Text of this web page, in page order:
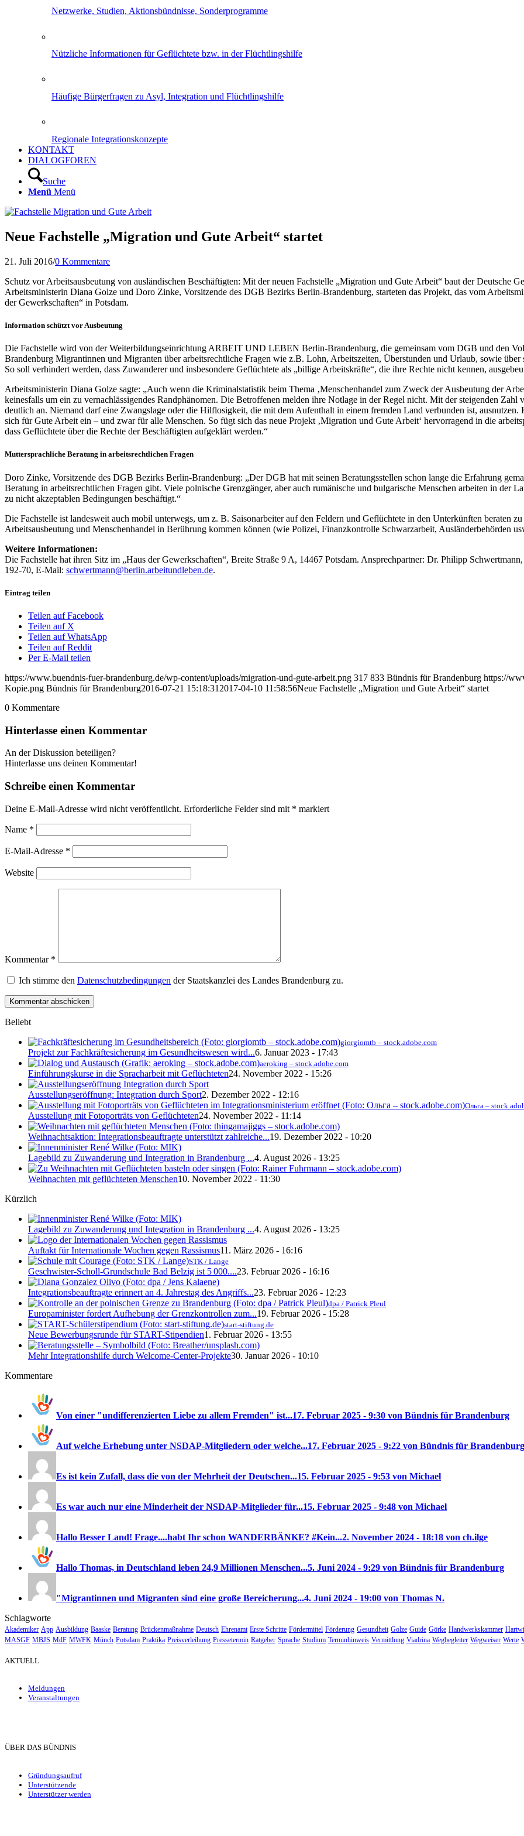
Netzwerke, Studien, Aktionsbündnisse, Sonderprogramme
Nützliche Informationen für Geflüchtete bzw. in der Flüchtlingshilfe
Häufige Bürgerfragen zu Asyl, Integration und Flüchtlingshilfe
Regionale Integrationskonzepte
KONTAKT
DIALOGFOREN
Suche
Menü Menü
Neue Fachstelle „Migration und Gute Arbeit“ startet
21. Juli 2016/0 Kommentare
Schutz vor Arbeitsausbeutung von ausländischen Beschäftigten: Mit der neuen Fachstelle „Migration und Gute Arbeit“ baut der Deutsche
Arbeitsministerin Diana Golze und Doro Zinke, Vorsitzende des DGB Bezirks Berlin-Brandenburg, starteten das Projekt, das vom
der Gewerkschaften“ in Potsdam.
Information schützt vor Ausbeutung
Die Fachstelle wird von der Weiterbildungseinrichtung ARBEIT UND LEBEN Berlin-Brandenburg, die gemeinsam vom DGB und den
Brandenburg Migrantinnen und Migranten über arbeitsrechtliche Fragen wie z.B. Lohn, Arbeitszeiten, Überstunden und Urlaub, sowie
So soll verhindert werden, dass Zuwanderer und insbesondere Geflüchtete als „billige Arbeitskräfte“, die ihre Rechte nicht kennen,
Arbeitsministerin Diana Golze sagte: „Auch wenn die Kriminalstatistik beim Thema ‚Menschenhandel zum Zweck der Ausbeutung der
keinesfalls um ein zu vernachlässigendes Randphänomen. Die Betroffenen melden ihre Notlage in der Regel nicht. Mit der steigenden
deutlich an. Niemand darf eine Zwangslage oder die Hilflosigkeit, die mit dem Aufenthalt in einem fremden Land verbunden ist,
sich für Gute Arbeit ein – und zwar für alle Menschen. So fügt sich das neue Projekt ‚Migration und Gute Arbeit‘ hervorragend in die
dass Geflüchtete über die Rechte der Beschäftigten aufgeklärt werden.“
Muttersprachliche Beratung in arbeitsrechtlichen Fragen
Doro Zinke, Vorsitzende des DGB Bezirks Berlin-Brandenburg: „Der DGB hat mit seinen Beratungsstellen schon lange die Erfahrung
Beratung in arbeitsrechtlichen Fragen gibt. Viele polnische Grenzgänger, aber auch rumänische und bulgarische Menschen arbeiten in der
zu nicht akzeptablen Bedingungen beschäftigt.“
Die Fachstelle ist landesweit auch mobil unterwegs, um z. B. Saisonarbeiter auf den Feldern und Geflüchtete in den Unterkünften beraten
Arbeitsausbeutung und Menschenhandel in Berührung kommen können (wie Polizei, Finanzkontrolle Schwarzarbeit, Ausländerbehörden
Weitere Informationen:
Die Fachstelle hat ihren Sitz im „Haus der Gewerkschaften“, Breite Straße 9 A, 14467 Potsdam. Ansprechpartner: Dr. Philipp
192-70, E-Mail: schwertmann@berlin.arbeitundleben.de.
Eintrag teilen
Teilen auf Facebook
Teilen auf X
Teilen auf WhatsApp
Teilen auf Reddit
Per E-Mail teilen
https://www.buendnis-fuer-brandenburg.de/wp-content/uploads/migration-und-gute-arbeit.png 317 833 Bündnis für Brandenburg https://
Kopie.png Bündnis für Brandenburg2016-07-21 15:18:31 2017-04-10 11:58:56Neue Fachstelle „Migration und Gute Arbeit“ startet
0 Kommentare
Hinterlasse einen Kommentar
An der Diskussion beteiligen?
Hinterlasse uns deinen Kommentar!
Schreibe einen Kommentar
Deine E-Mail-Adresse wird nicht veröffentlicht. Erforderliche Felder sind mit * markiert
Name *
E-Mail-Adresse *
Website
Kommentar *
Ich stimme den Datenschutzbedingungen der Staatskanzlei des Landes Brandenburg zu.
Beliebt
giorgiomtb – stock.adobe.com
Projekt zur Fachkräftesicherung im Gesundheitswesen wird...6. Januar 2023 - 17:43
aeroking – stock.adobe.com
Einführungskurse in die Spracharbeit mit Geflüchteten24. November 2022 - 15:26
Ausstellungseröffnung: Integration durch Sport2. Dezember 2022 - 12:16
Ольга –
Ausstellung mit Fotoporträts von Geflüchteten24. November 2022 - 11:14
Weihnachtsaktion: Integrationsbeauftragte unterstützt zahlreiche...19. Dezember 2022 - 10:20
Lagebild zu Zuwanderung und Integration in Brandenburg ...4. August 2026 - 13:25
Weihnachten mit geflüchteten Menschen10. November 2022 - 11:30
Kürzlich
Lagebild zu Zuwanderung und Integration in Brandenburg ...4. August 2026 - 13:25
Auftakt für Internationale Wochen gegen Rassismus11. März 2026 - 16:16
STK / Lange
Geschwister-Scholl-Grundschule Bad Belzig ist 5 000....23. Februar 2026 - 16:16
Integrationsbeauftragte erinnert an 4. Jahrestag des Angriffs...23. Februar 2026 - 12:23
dpa / Patrick Pleul
Europaminister fordert Aufhebung der Grenzkontrollen zum...19. Februar 2026 - 15:28
start-stiftung.de
Neue Bewerbungsrunde für START-Stipendien1. Februar 2026 - 13:55
Mehr Integrationshilfe durch Welcome-Center-Projekte30. Januar 2026 - 10:10
Kommentare
Von einer "undifferenzierten Liebe zu allem Fremden" ist...17. Februar 2025 - 9:30 von Bündnis für Brandenburg
Auf welche Erhebung unter NSDAP-Mitgliedern oder welche...17. Februar 2025 - 9:22 von Bündnis für Brandenburg
Es ist kein Zufall, dass die von der Mehrheit der Deutschen...15. Februar 2025 - 9:53 von Michael
Es war auch nur eine Minderheit der NSDAP-Mitglieder für...15. Februar 2025 - 9:48 von Michael
Hallo Besser Land! Frage....habt Ihr schon WANDERBÄNKE? #Kein...2. November 2024 - 18:18 von ch.ilge
Hallo Thomas, in Deutschland leben 24,9 Millionen Menschen...5. Juni 2024 - 9:29 von Bündnis für Brandenburg
"Migrantinnen und Migranten sind eine große Bereicherung...4. Juni 2024 - 19:00 von Thomas N.
Schlagworte
Akademiker App Ausbildung Baaske Beratung Brückenmaßnahme Deutsch Ehrenamt Erste Schritte Fördermittel Förderung Gesundheit Golze Guide Görke Handwerkskammer
MASGF MBJS MdF MWFK Münch Potsdam Praktika Preisverleihung Pressetermin Ratgeber Sprache Studium Terminhinweis Vermittlung Viadrina Wegbegleiter Wegweiser Werte
AKTUELL
Meldungen
Veranstaltungen
ÜBER DAS BÜNDNIS
Gründungsaufruf
Unterstützende
Unterstützer werden